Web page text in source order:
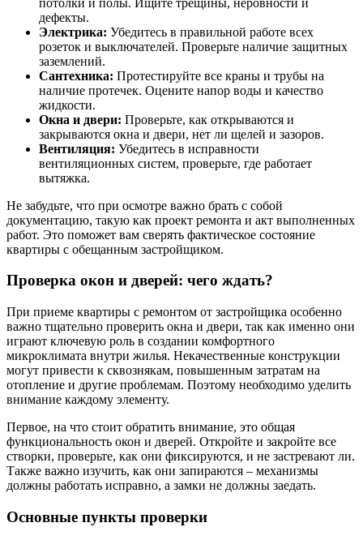
дефекты.
Электрика: Убедитесь в правильной работе всех
розеток и выключателей. Проверьте наличие защитных
заземлений.
Сантехника: Протестируйте все краны и трубы на
наличие протечек. Оцените напор воды и качество
жидкости.
Окна и двери: Проверьте, как открываются и
закрываются окна и двери, нет ли щелей и зазоров.
Вентиляция: Убедитесь в исправности
вентиляционных систем, проверьте, где работает
вытяжка.
Не забудьте, что при осмотре важно брать с собой
документацию, такую как проект ремонта и акт выполненных
работ. Это поможет вам сверять фактическое состояние
квартиры с обещанным застройщиком.
Проверка окон и дверей: чего ждать?
При приеме квартиры с ремонтом от застройщика особенно
важно тщательно проверить окна и двери, так как именно они
играют ключевую роль в создании комфортного
микроклимата внутри жилья. Некачественные конструкции
могут привести к сквознякам, повышенным затратам на
отопление и другие проблемам. Поэтому необходимо уделить
внимание каждому элементу.
Первое, на что стоит обратить внимание, это общая
функциональность окон и дверей. Откройте и закройте все
створки, проверьте, как они фиксируются, и не застревают ли.
Также важно изучить, как они запираются – механизмы
должны работать исправно, а замки не должны заедать.
Основные пункты проверки